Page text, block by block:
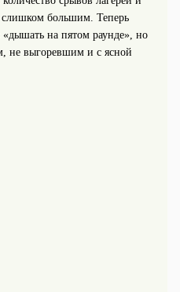
слишком большим. Теперь
«дышать на пятом раунде», но
не выгоревшим и с ясной